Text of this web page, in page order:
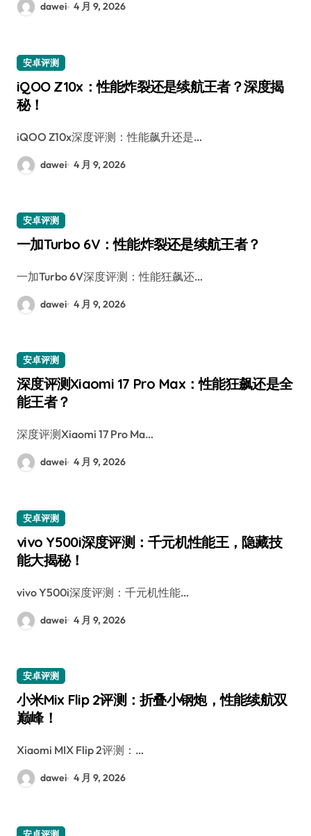
dawei 4 月 9, 2026
安卓评测
iQOO Z10x：性能炸裂还是续航王者？深度揭
秘！
iQOO Z10x深度评测：性能飙升还是…
dawei 4 月 9, 2026
安卓评测
一加Turbo 6V：性能炸裂还是续航王者？
一加Turbo 6V深度评测：性能狂飙还…
dawei 4 月 9, 2026
安卓评测
深度评测Xiaomi 17 Pro Max：性能狂飙还是全
能王者？
深度评测Xiaomi 17 Pro Ma…
dawei 4 月 9, 2026
安卓评测
vivo Y500i深度评测：千元机性能王，隐藏技
能大揭秘！
vivo Y500i深度评测：千元机性能…
dawei 4 月 9, 2026
安卓评测
小米Mix Flip 2评测：折叠小钢炮，性能续航双
巅峰！
Xiaomi MIX Flip 2评测：…
dawei 4 月 9, 2026
安卓评测